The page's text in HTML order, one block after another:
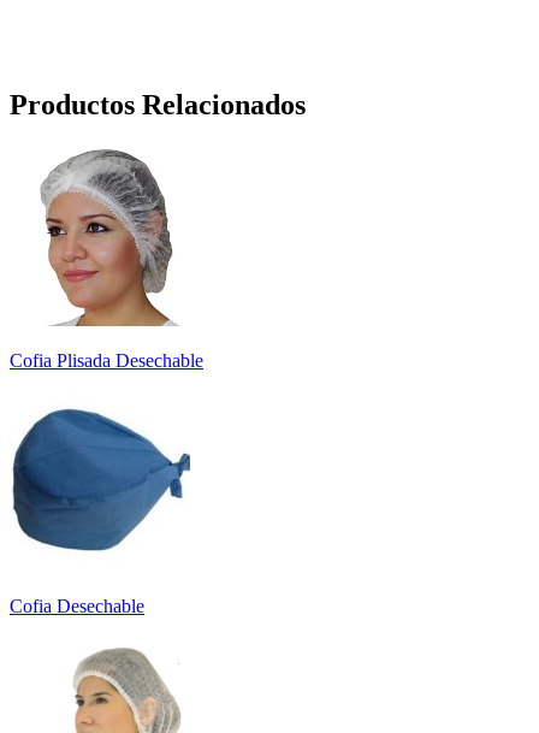
Productos Relacionados
Cofia Plisada Desechable
Cofia Desechable